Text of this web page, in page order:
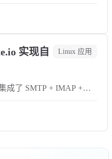
不了的应用。可惜在上
实现自
Linux 应用
成了 SMTP + IMAP +
部署。在关闭反垃圾和